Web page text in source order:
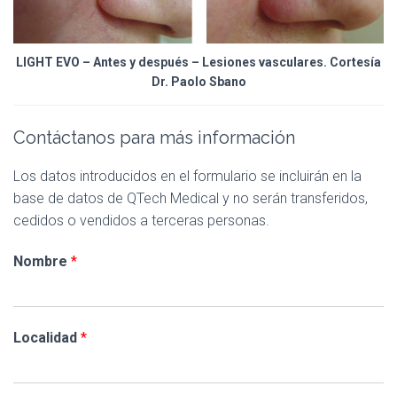
LIGHT EVO – Antes y después – Lesiones vasculares. Cortesía
Dr. Paolo Sbano
Contáctanos para más información
Los datos introducidos en el formulario se incluirán en la
base de datos de QTech Medical y no serán transferidos,
cedidos o vendidos a terceras personas.
Nombre *
Localidad *